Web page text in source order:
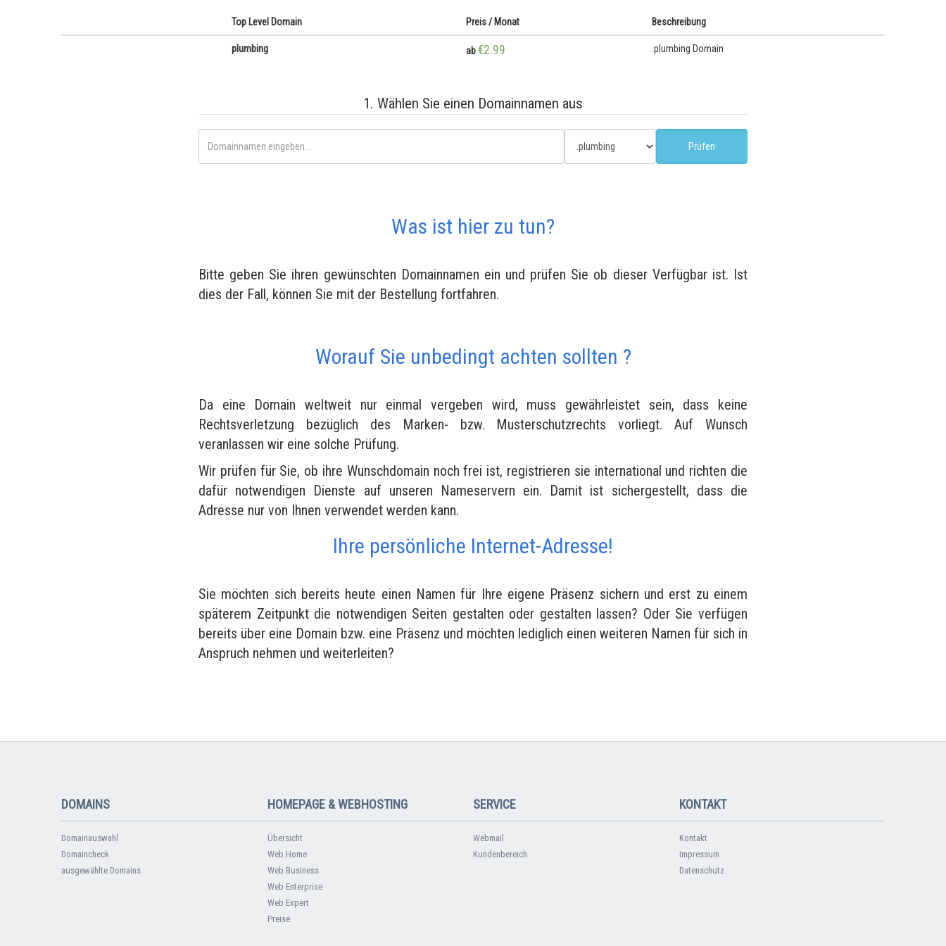
Top Level Domain Preis / Monat Beschreibung
plumbing ab€2.99 .plumbing Domain
1. Wählen Sie einen Domainnamen aus
Was ist hier zu tun?
Bitte geben Sie ihren gewünschten Domainnamen ein und prüfen Sie ob dieser Verfügbar ist. Ist
dies der Fall, können Sie mit der Bestellung fortfahren.
Worauf Sie unbedingt achten sollten ?
Da eine Domain weltweit nur einmal vergeben wird, muss gewährleistet sein, dass keine
Rechtsverletzung bezüglich des Marken- bzw. Musterschutzrechts vorliegt. Auf Wunsch
veranlassen wir eine solche Prüfung.
Wir prüfen für Sie, ob ihre Wunschdomain noch frei ist, registrieren sie international und richten die
dafür notwendigen Dienste auf unseren Nameservern ein. Damit ist sichergestellt, dass die
Adresse nur von Ihnen verwendet werden kann.
Ihre persönliche Internet-Adresse!
Sie möchten sich bereits heute einen Namen für Ihre eigene Präsenz sichern und erst zu einem
späterem Zeitpunkt die notwendigen Seiten gestalten oder gestalten lassen? Oder Sie verfügen
bereits über eine Domain bzw. eine Präsenz und möchten lediglich einen weiteren Namen für sich in
Anspruch nehmen und weiterleiten?
DOMAINS
Domainauswahl
Domaincheck
ausgewählte Domains
HOMEPAGE & WEBHOSTING
Übersicht
Web Home
Web Business
Web Enterprise
Web Expert
Preise
SERVICE
Webmail
Kundenbereich
KONTAKT
Kontakt
Impressum
Datenschutz